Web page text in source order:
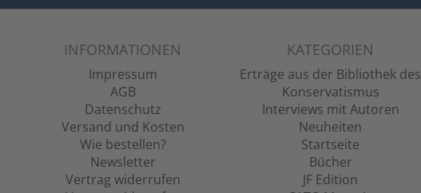
INFORMATIONEN
Impressum
AGB
Datenschutz
Versand und Kosten
Wie bestellen?
Newsletter
Vertrag widerrufen
KATEGORIEN
Erträge aus der Bibliothek des
Konservatismus
Interviews mit Autoren
Neuheiten
Startseite
Bücher
JF Edition